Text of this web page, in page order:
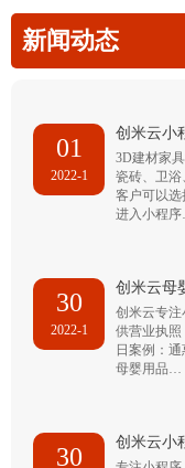
新闻动态
01
2022-1
创米云小
3D建材家
瓷砖、卫浴
客户可以
进入小程
30
2022-1
创米云母
创米云专
供营业执
日案例：
母婴用品…
30
创米云小